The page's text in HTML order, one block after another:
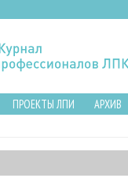
ПРОЕКТЫ ЛПИ АРХИВ